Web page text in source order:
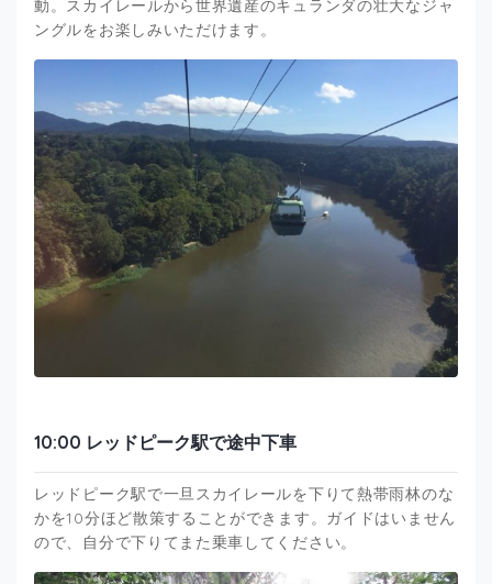
動。スカイレールから世界遺産のキュランダの壮大なジャ
ングルをお楽しみいただけます。
10:00 レッドピーク駅で途中下車
レッドピーク駅で一旦スカイレールを下りて熱帯雨林のな
かを10分ほど散策することができます。ガイドはいません
ので、自分で下りてまた乗車してください。